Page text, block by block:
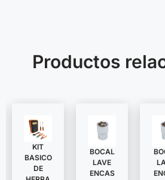
Productos
KIT
BASICO
DE
BOCAL
LAVE
ENCAS